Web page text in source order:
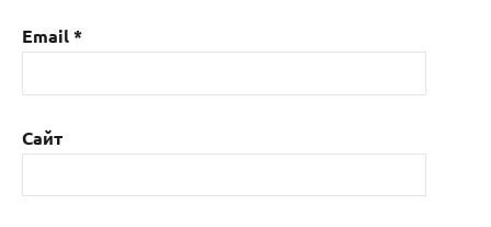
Email*
Сайт